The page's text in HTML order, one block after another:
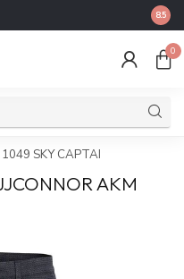
8.5
0
1049 SKY CAPTAI
AKM